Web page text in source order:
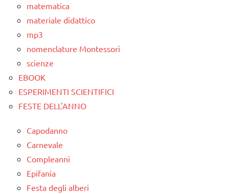
matematica
materiale didattico
mp3
nomenclature Montessori
scienze
EBOOK
ESPERIMENTI SCIENTIFICI
FESTE DELL'ANNO
Capodanno
Carnevale
Compleanni
Epifania
Festa degli alberi